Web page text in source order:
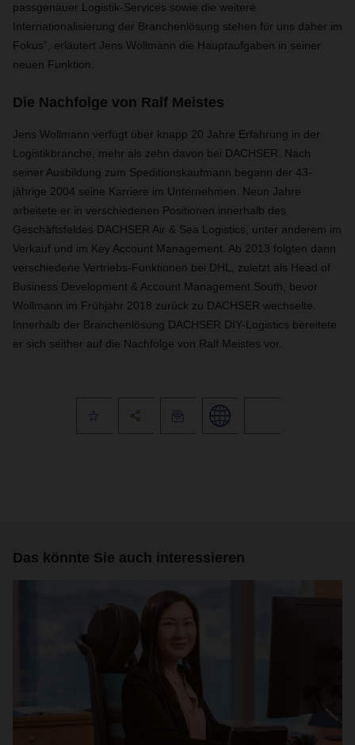
passgenauer Logistik-Services sowie die weitere
Internationalisierung der Branchenlösung stehen für uns daher im
Fokus“, erläutert Jens Wollmann die Hauptaufgaben in seiner
neuen Funktion.
Die Nachfolge von Ralf Meistes
Jens Wollmann verfügt über knapp 20 Jahre Erfahrung in der
Logistikbranche, mehr als zehn davon bei DACHSER. Nach
seiner Ausbildung zum Speditionskaufmann begann der 43-
jährige 2004 seine Karriere im Unternehmen. Neun Jahre
arbeitete er in verschiedenen Positionen innerhalb des
Geschäftsfeldes DACHSER Air & Sea Logistics, unter anderem im
Verkauf und im Key Account Management. Ab 2013 folgten dann
verschiedene Vertriebs-Funktionen bei DHL, zuletzt als Head of
Business Development & Account Management South, bevor
Wollmann im Frühjahr 2018 zurück zu DACHSER wechselte.
Innerhalb der Branchenlösung DACHSER DIY-Logistics bereitete
er sich seither auf die Nachfolge von Ralf Meistes vor.
Das könnte Sie auch interessieren